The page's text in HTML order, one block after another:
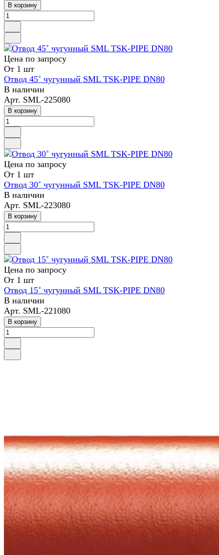
В корзину
Цена по запросу
От 1 шт
Отвод 45˚ чугунный SML TSK-PIPE DN80
В наличии
Арт. SML-225080
В корзину
Цена по запросу
От 1 шт
Отвод 30˚ чугунный SML TSK-PIPE DN80
В наличии
Арт. SML-223080
В корзину
Цена по запросу
От 1 шт
Отвод 15˚ чугунный SML TSK-PIPE DN80
В наличии
Арт. SML-221080
В корзину